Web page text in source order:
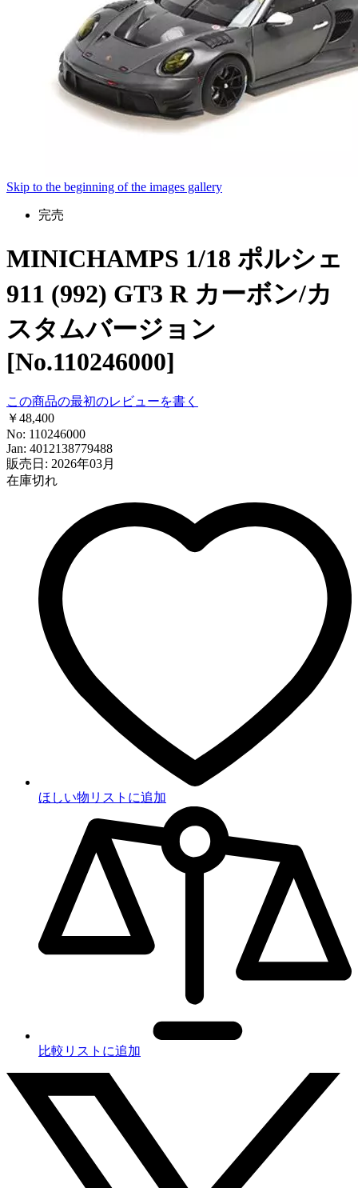
Skip to the beginning of the images gallery
完売
MINICHAMPS 1/18 ポルシェ
911 (992) GT3 R カーボン/カ
スタムバージョン
[No.110246000]
この商品の最初のレビューを書く
￥48,400
No: 110246000
Jan: 4012138779488
販売日: 2026年03月
在庫切れ
ほしい物リストに追加
比較リストに追加